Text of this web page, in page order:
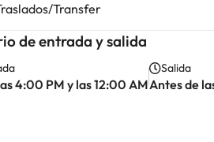
Transfer
de entrada y salida
4:00 PM y las 12:00 AM
Salida
Antes de